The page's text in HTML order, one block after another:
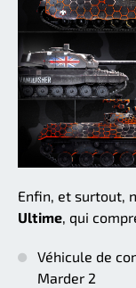
Enfin, et surtout,
Ultime, qui
Véhicule de
Marder 2